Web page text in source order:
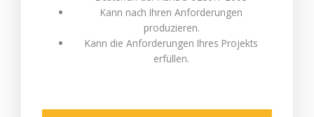
Kann nach Ihren Anforderungen
produzieren.
Kann die Anforderungen Ihres Projekts
erfüllen.